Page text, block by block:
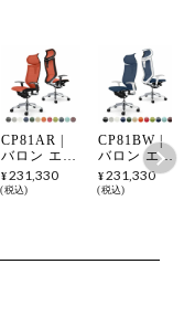
CP81AR |
バロン エク
ストラハイ
バック 可動
リッシュフ
¥ 231,330
税込
CP81BW |
バロン エク
ストラハイ
バック 可動
ポリッシュ
¥231,330
税込